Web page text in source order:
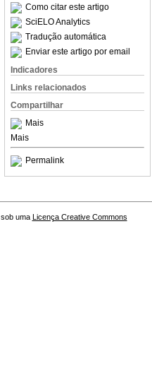
Como citar este artigo
SciELO Analytics
Tradução automática
Enviar este artigo por email
Indicadores
Links relacionados
Compartilhar
Mais
Mais
Permalink
uma Licença Creative Commons